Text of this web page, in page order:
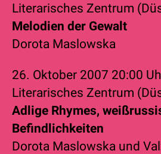
Literarisches Zentrum
Melodien der Gewalt
Dorota Maslowska
26. Oktober 2007 20:00
Literarisches Zentrum
Adlige Rhymes,
Befindlichkeiten
Dorota Maslowska und